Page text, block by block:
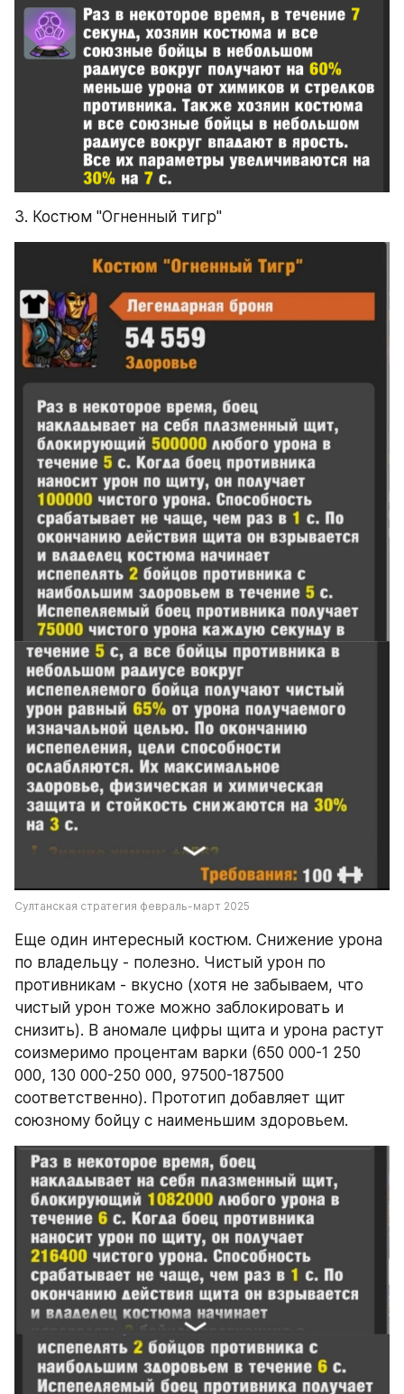
3. Костюм "Огненный тигр"
Султанская стратегия февраль-март 2025
Еще один интересный костюм. Снижение урона
по владельцу - полезно. Чистый урон по
противникам - вкусно (хотя не забываем, что
чистый урон тоже можно заблокировать и
снизить). В аномале цифры щита и урона растут
соизмеримо процентам варки (650 000-1 250
000, 130 000-250 000, 97500-187500
соответственно). Прототип добавляет щит
союзному бойцу с наименьшим здоровьем.